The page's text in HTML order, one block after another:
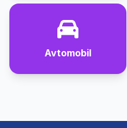
Avtomobil